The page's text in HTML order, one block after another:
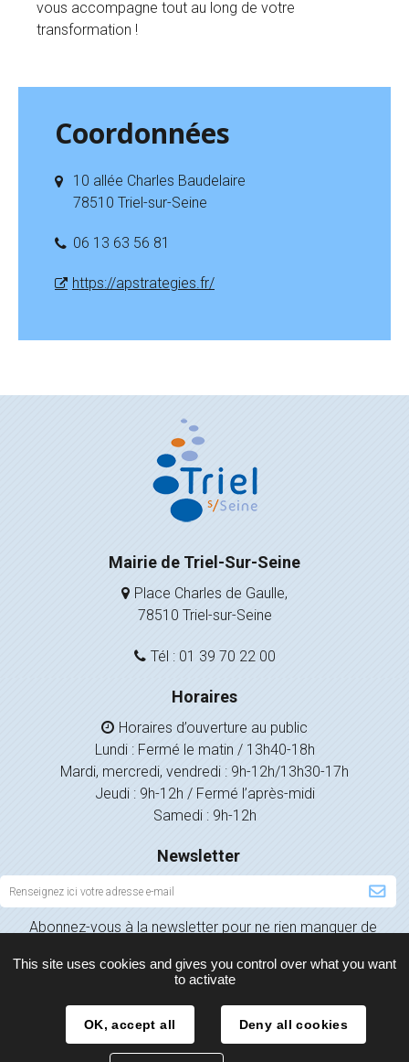
vous accompagne tout au long de votre
transformation !
Coordonnées
10 allée Charles Baudelaire
78510 Triel-sur-Seine
06 13 63 56 81
https://apstrategies.fr/
Mairie de Triel-Sur-Seine
Place Charles de Gaulle,
78510 Triel-sur-Seine
Tél : 01 39 70 22 00
Horaires
Horaires d’ouverture au public
Lundi : Fermé le matin / 13h40-18h
Mardi, mercredi, vendredi : 9h-12h/13h30-17h
Jeudi : 9h-12h / Fermé l’après-midi
Samedi : 9h-12h
Newsletter
Inscription
à
la
Abonnez-vous à la newsletter pour ne rien manquer de
This site uses cookies and gives you control over what you want
to activate
OK, accept all Deny all cookies